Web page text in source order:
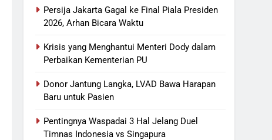
Persija Jakarta Gagal ke Final Piala Presiden
2026, Arhan Bicara Waktu
Krisis yang Menghantui Menteri Dody dalam
Perbaikan Kementerian PU
Donor Jantung Langka, LVAD Bawa Harapan
Baru untuk Pasien
Pentingnya Waspadai 3 Hal Jelang Duel
Timnas Indonesia vs Singapura